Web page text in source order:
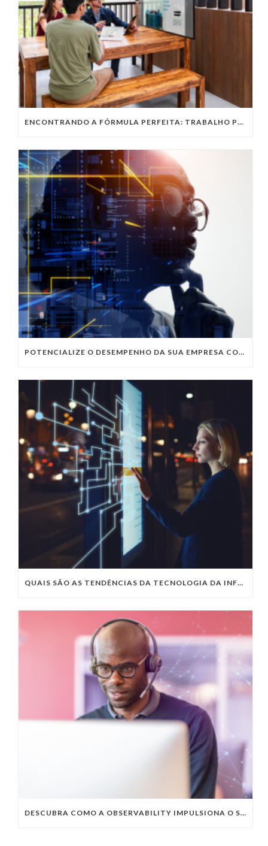
ENCONTRANDO A FÓRMULA PERFEITA: TRABALHO PRESENCIAL, HOME OFFICE OU TRABALHO HÍBRIDO?
POTENCIALIZE O DESEMPENHO DA SUA EMPRESA COM OS SERVIÇOS DE TI DA VIVO VITA
QUAIS SÃO AS TENDÊNCIAS DA TECNOLOGIA DA INFORMAÇÃO PARA 2023?
DESCUBRA COMO A OBSERVABILITY IMPULSIONA O SUCESSO DO SEU NEGÓCIO